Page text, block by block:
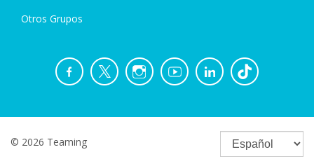
Otros Grupos
© 2026 Teaming